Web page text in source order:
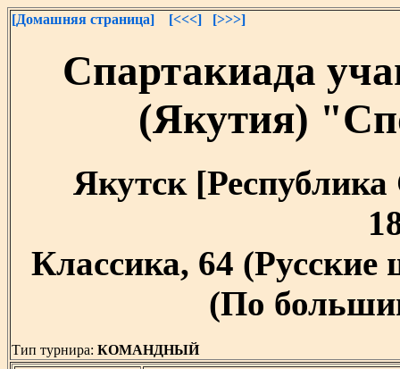
[Домашняя страница] [<<<] [>>>]
Спартакиада
(Якутия)
Якутск
Классика, 64
(По
Тип турнира: КОМАНДНЫЙ